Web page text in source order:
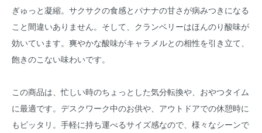
ぎゅっと凝縮。サクサクの食感とバナナの甘さが病みつきになる
こと間違いありません。そして、クランベリーはほんのり酸味が
効いています。爽やかな酸味がキャラメルとの相性を引き立て、
飽きのこない味わいです。
この商品は、忙しい時のちょっとした気分転換や、おやつタイム
に最適です。デスクワーク中のお供や、アウトドアでの休憩時に
もピッタリ。手軽に持ち運べるサイズ感なので、様々なシーンで